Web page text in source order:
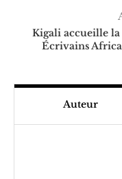
Kigali accueille la
Écrivains
Auteur